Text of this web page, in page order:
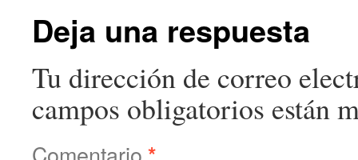
Deja una respuesta
Tu dirección de correo
campos obligatorios están